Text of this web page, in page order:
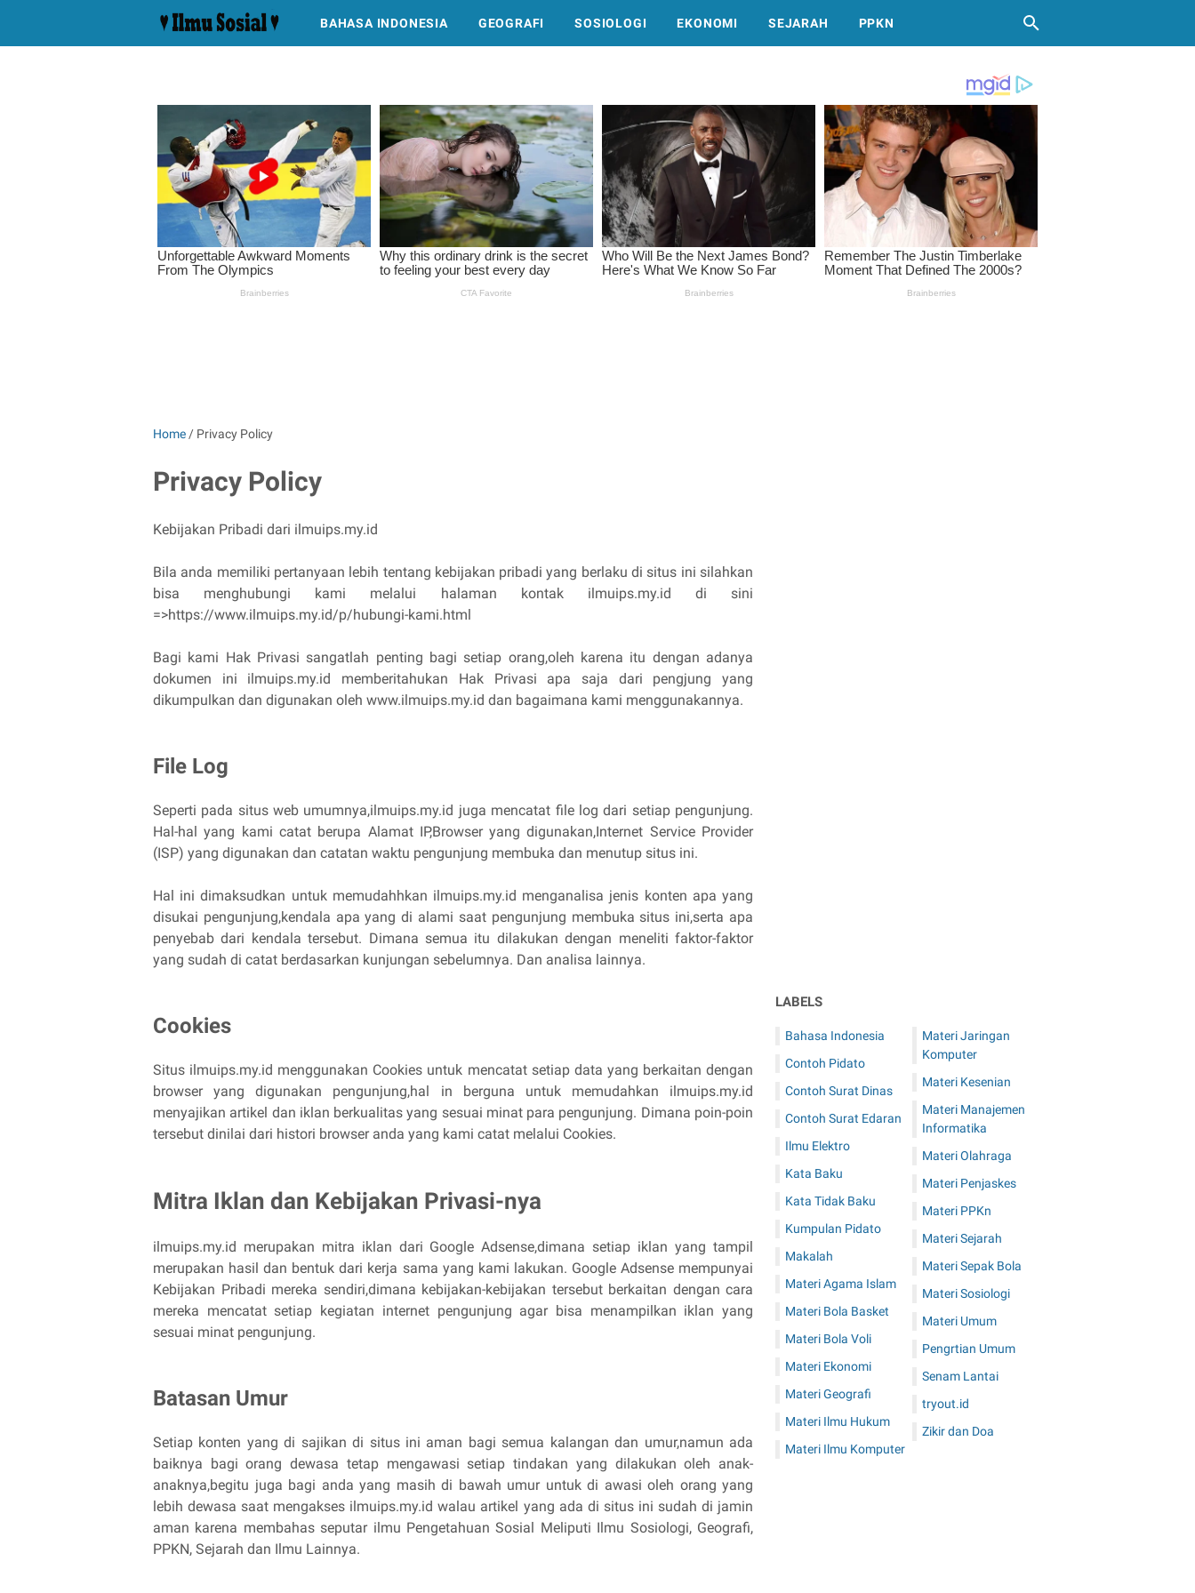
BAHASA INDONESIA GEOGRAFI SOSIOLOGI EKONOMI SEJARAH PPKN
Home / Privacy Policy
Privacy Policy
Kebijakan Pribadi dari ilmuips.my.id
Bila anda memiliki pertanyaan lebih tentang kebijakan pribadi yang berlaku di situs ini silahkan
bisa menghubungi kami melalui halaman kontak ilmuips.my.id di sini
=>https://www.ilmuips.my.id/p/hubungi-kami.html
Bagi kami Hak Privasi sangatlah penting bagi setiap orang,oleh karena itu dengan adanya
dokumen ini ilmuips.my.id memberitahukan Hak Privasi apa saja dari pengjung yang
dikumpulkan dan digunakan oleh www.ilmuips.my.id dan bagaimana kami menggunakannya.
File Log
Seperti pada situs web umumnya,ilmuips.my.id juga mencatat file log dari setiap pengunjung.
Hal-hal yang kami catat berupa Alamat IP,Browser yang digunakan,Internet Service Provider
(ISP) yang digunakan dan catatan waktu pengunjung membuka dan menutup situs ini.
Hal ini dimaksudkan untuk memudahhkan ilmuips.my.id menganalisa jenis konten apa yang
disukai pengunjung,kendala apa yang di alami saat pengunjung membuka situs ini,serta apa
penyebab dari kendala tersebut. Dimana semua itu dilakukan dengan meneliti faktor-faktor
yang sudah di catat berdasarkan kunjungan sebelumnya. Dan analisa lainnya.
Cookies
Situs ilmuips.my.id menggunakan Cookies untuk mencatat setiap data yang berkaitan dengan
browser yang digunakan pengunjung,hal in berguna untuk memudahkan ilmuips.my.id
menyajikan artikel dan iklan berkualitas yang sesuai minat para pengunjung. Dimana poin-poin
tersebut dinilai dari histori browser anda yang kami catat melalui Cookies.
Mitra Iklan dan Kebijakan Privasi-nya
ilmuips.my.id merupakan mitra iklan dari Google Adsense,dimana setiap iklan yang tampil
merupakan hasil dan bentuk dari kerja sama yang kami lakukan. Google Adsense mempunyai
Kebijakan Pribadi mereka sendiri,dimana kebijakan-kebijakan tersebut berkaitan dengan cara
mereka mencatat setiap kegiatan internet pengunjung agar bisa menampilkan iklan yang
sesuai minat pengunjung.
Batasan Umur
Setiap konten yang di sajikan di situs ini aman bagi semua kalangan dan umur,namun ada
baiknya bagi orang dewasa tetap mengawasi setiap tindakan yang dilakukan oleh anak-
anaknya,begitu juga bagi anda yang masih di bawah umur untuk di awasi oleh orang yang
lebih dewasa saat mengakses ilmuips.my.id walau artikel yang ada di situs ini sudah di jamin
aman karena membahas seputar ilmu Pengetahuan Sosial Meliputi Ilmu Sosiologi, Geografi,
PPKN, Sejarah dan Ilmu Lainnya.
LABELS
Bahasa Indonesia
Contoh Pidato
Contoh Surat Dinas
Contoh Surat Edaran
Ilmu Elektro
Kata Baku
Kata Tidak Baku
Kumpulan Pidato
Makalah
Materi Agama Islam
Materi Bola Basket
Materi Bola Voli
Materi Ekonomi
Materi Geografi
Materi Ilmu Hukum
Materi Ilmu Komputer
Materi Jaringan
Komputer
Materi Kesenian
Materi Manajemen
Informatika
Materi Olahraga
Materi Penjaskes
Materi PPKn
Materi Sejarah
Materi Sepak Bola
Materi Sosiologi
Materi Umum
Pengrtian Umum
Senam Lantai
tryout.id
Zikir dan Doa